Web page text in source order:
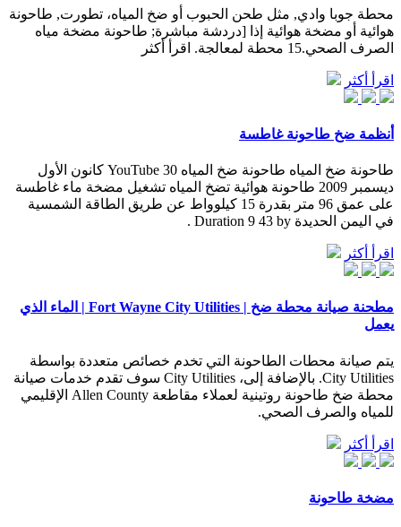
محطة جوبا وادي, مثل طحن الحبوب أو ضخ المياه، تطورت, طاحونة
هوائية أو مضخة هوائية إذا [دردشة مباشرة; طاحونة مضخة مياه
الصرف الصحي.15 محطة لمعالجة. اقرأ أكثر
اقرأ أكثر
أنظمة ضخ طاحونة غاطسة
طاحونة ضخ المياه طاحونة ضخ المياه YouTube 30 كانون الأول
ديسمبر 2009 طاحونة هوائية تضخ المياه تشغيل مضخة ماء غاطسة
على عمق 96 متر بقدرة 15 كيلوواط عن طريق الطاقة الشمسية
في اليمن الحديدة Duration 9 43 by .
اقرأ أكثر
مطحنة صيانة محطة ضخ | Fort Wayne City Utilities | الماء الذي
يعمل
يتم صيانة محطات الطاحونة التي تخدم خصائص متعددة بواسطة
City Utilities. بالإضافة إلى، City Utilities سوف تقدم خدمات صيانة
محطة ضخ طاحونة روتينية لعملاء مقاطعة Allen County الإقليمي
للمياه والصرف الصحي.
اقرأ أكثر
مضخة طاحونة